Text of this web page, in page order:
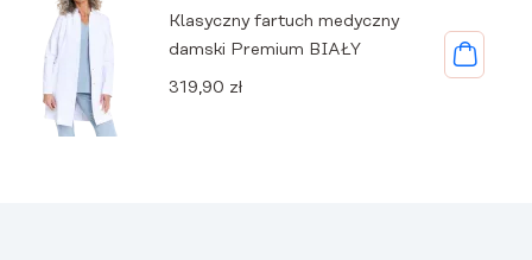
Klasyczny fartuch medyczny
damski Premium BIAŁY
319,90 zł